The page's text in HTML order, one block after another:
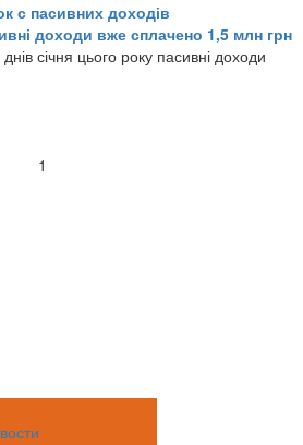
с пасивних доходів
доходи вже сплачено 1,5 млн грн
січня цього року пасивні доходи
1